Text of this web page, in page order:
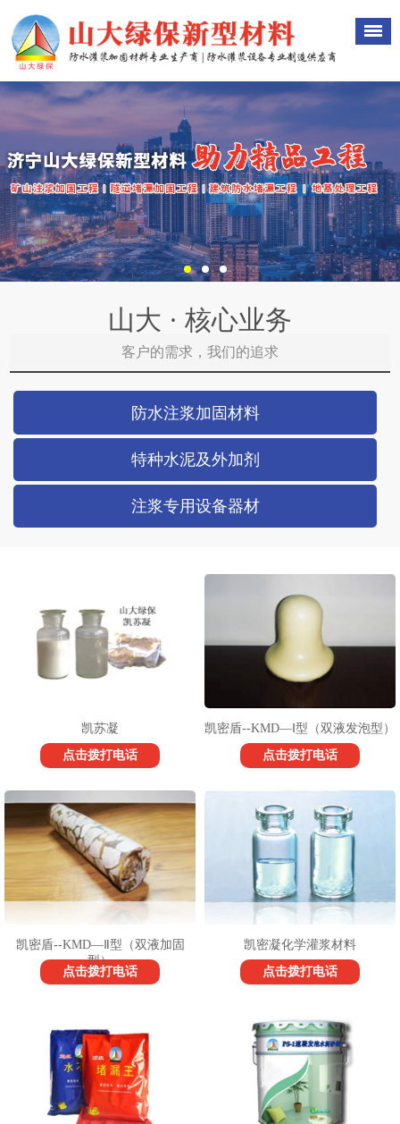
山大 · 核心业务
客户的需求，我们的追求
防水注浆加固材料
特种水泥及外加剂
注浆专用设备器材
凯苏凝
点击拨打电话
凯密盾--KMD—Ⅰ型（双液发泡型）
点击拨打电话
凯密盾--KMD—Ⅱ型（双液加固
型）
点击拨打电话
凯密凝化学灌浆材料
点击拨打电话